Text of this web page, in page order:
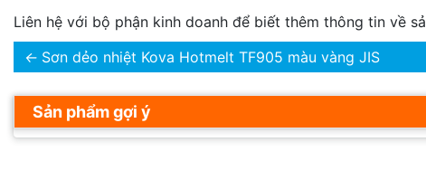
Liên hệ với bộ phận kinh doanh để biết thêm thông tin về
← Sơn dẻo nhiệt Kova Hotmelt TF905 màu vàng JIS
Sản phẩm gợi ý